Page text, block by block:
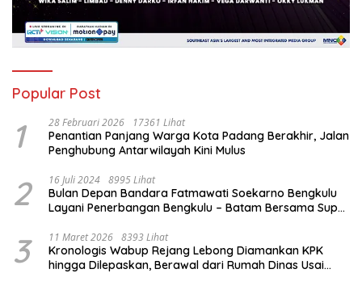
Popular Post
1 28 Februari 2026 17361 Lihat
Penantian Panjang Warga Kota Padang Berakhir, Jalan
Penghubung Antarwilayah Kini Mulus
2 16 Juli 2024 8995 Lihat
Bulan Depan Bandara Fatmawati Soekarno Bengkulu
Layani Penerbangan Bengkulu – Batam Bersama Super
3 11 Maret 2026 8393 Lihat
Kronologis Wabup Rejang Lebong Diamankan KPK
hingga Dilepaskan, Berawal dari Rumah Dinas Usai